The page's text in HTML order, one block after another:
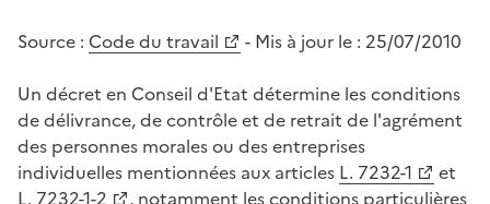
Source : Code du travail - Mis à jour le : 25/07/2010
Un décret en Conseil d'Etat détermine les conditions
de délivrance, de contrôle et de retrait de l'agrément
des personnes morales ou des entreprises
individuelles mentionnées aux articles L. 7232-1
et
L. 7232-1-2
, notamment les conditions particulières